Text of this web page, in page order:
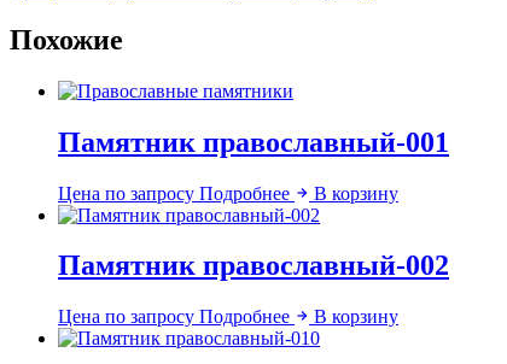
Похожие
Памятник православный-001
Цена по запросу Подробнее В корзину
Памятник православный-002
Цена по запросу Подробнее В корзину